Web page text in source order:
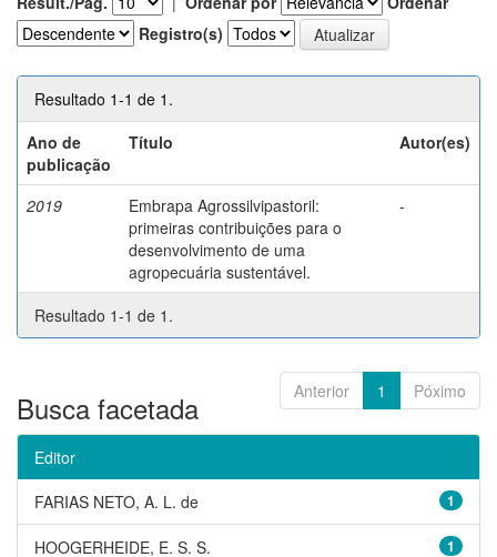
Registro(s)
Resultado 1-1 de 1.
Ano de
publicação
Título Autor(es)
2019
Embrapa Agrossilvipastoril:
primeiras contribuições para o
desenvolvimento de uma
agropecuária sustentável.
-
Resultado 1-1 de 1.
Anterior 1 Póximo
Busca facetada
Editor
1
FARIAS NETO, A. L. de
1
HOOGERHEIDE, E. S. S.